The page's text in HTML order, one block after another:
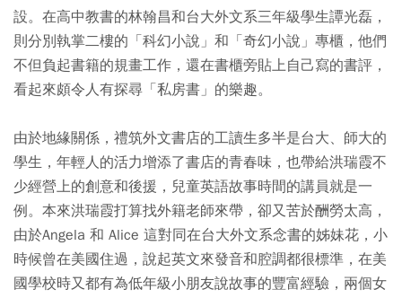
設。在高中教書的林翰昌和台大外文系三年級學生譚光磊，
則分別執掌二樓的「科幻小說」和「奇幻小說」專櫃，他們
不但負起書籍的規畫工作，還在書櫃旁貼上自己寫的書評，
看起來頗令人有探尋「私房書」的樂趣。
由於地緣關係，禮筑外文書店的工讀生多半是台大、師大的
學生，年輕人的活力增添了書店的青春味，也帶給洪瑞霞不
少經營上的創意和後援，兒童英語故事時間的講員就是一
例。本來洪瑞霞打算找外籍老師來帶，卻又苦於酬勞太高，
由於Angela 和 Alice 這對同在台大外文系念書的姊妹花，小
時候曾在美國住過，說起英文來發音和腔調都很標準，在美
國學校時又都有為低年級小朋友說故事的豐富經驗，兩個女